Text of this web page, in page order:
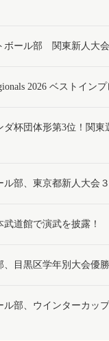
ボール部 関東新人大会
2026 ベストイン
ダ杯団体形第3位！関東
部、東京都新人大会３
道館で演武を披露！
目黒区学年別大会優勝
ル部、ウインターカッ